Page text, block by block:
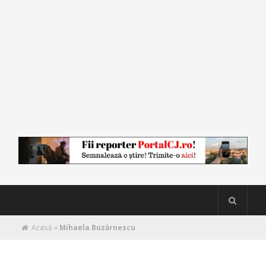
Acasă » Mihaela Buzărnescu